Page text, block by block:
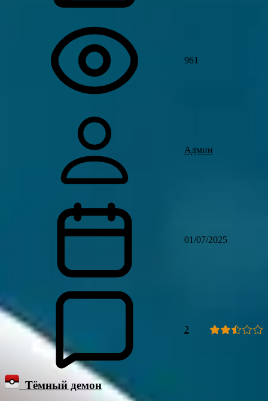
961
Админ
01/07/2025
2
Тёмный демон